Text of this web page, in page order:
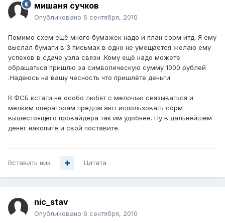
мишаня сучков
Опубликовано 6 сентября, 2010
Помимо схем ещё много бумажек надо и план сорм итд. Я ему
выслал бумаги в 3 письмах в одно не умещается желаю ему
успехов в сдаче узла связи .Кому ещё надо можете
обращаться пришлю за символическую сумму 1000 рублей
.Надеюсь на вашу чесность что пришлёте деньги.
В ФСБ кстати не особо любят с мелочью связываться и
мелким операторам предлагают использовать сорм
вышестоящего провайдера так им удобнее. Ну в дальнейшем
денег накопите и свой поставите.
Вставить ник Цитата
nic_stav
Опубликовано 6 сентября, 2010